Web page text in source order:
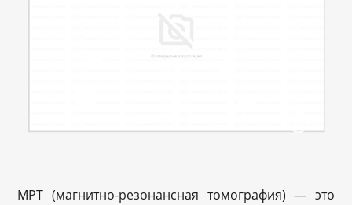
МРТ (магнитно-резонансная томография) — это